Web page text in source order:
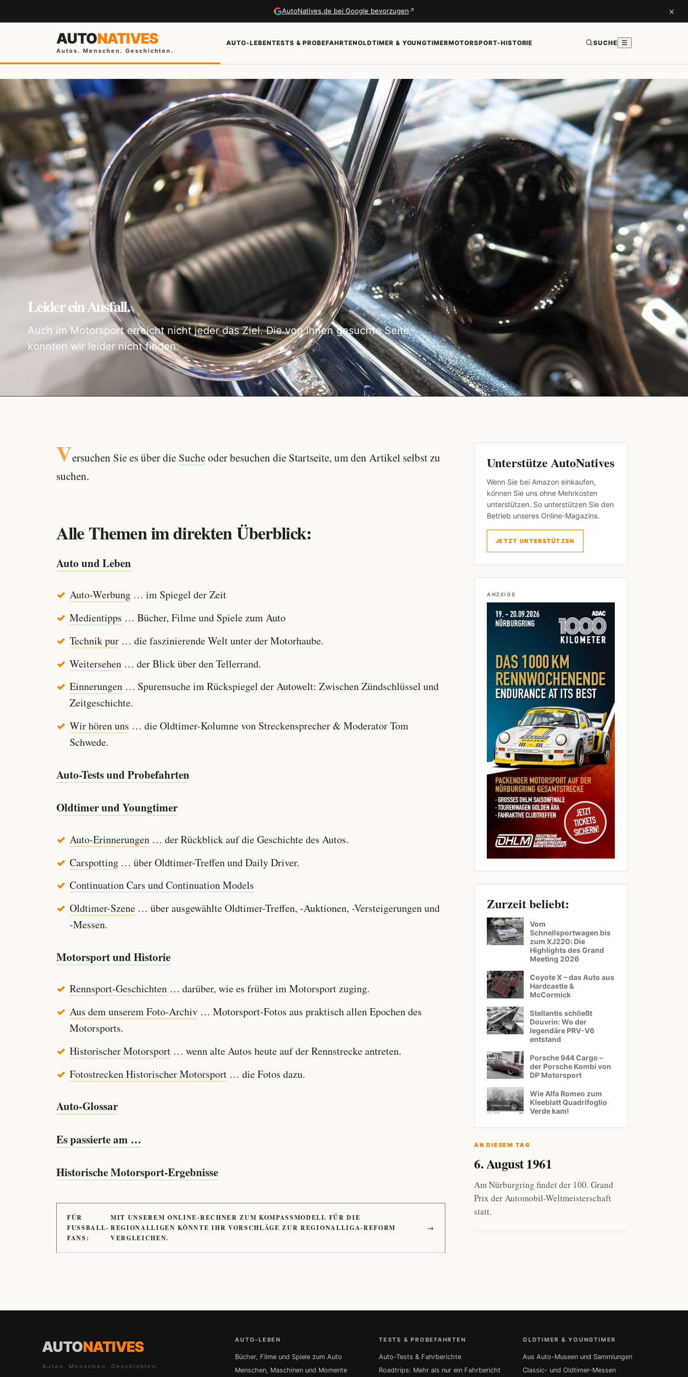
AutoNatives.de bei Google bevorzugen ↗ ×
AUTONATIVES
Autos. Menschen. Geschichten.
AUTO-LEBENTESTS & PROBEFAHRTENOLDTIMER & YOUNGTIMERMOTORSPORT-HISTORIE SUCHE ☰
Leider ein Ausfall.
Auch im Motorsport erreicht nicht jeder das Ziel. Die von Ihnen gesuchte Seite
konnten wir leider nicht finden.
Versuchen Sie es über die Sucheoder besuchen die Startseite, um den Artikel selbst zu
suchen.
Alle Themen im direkten Überblick:
Auto und Leben
Auto-Werbung… im Spiegel der Zeit
Medientipps … Bücher, Filme und Spiele zum Auto
Technik pur… die faszinierende Welt unter der Motorhaube.
Weitersehen… der Blick über den Tellerrand.
Einnerungen… Spurensuche im Rückspiegel der Autowelt: Zwischen Zündschlüssel und
Zeitgeschichte.
Wir hören uns … die Oldtimer-Kolumne von Streckensprecher & Moderator Tom
Schwede.
Auto-Tests und Probefahrten
Oldtimer und Youngtimer
Auto-Erinnerungen… der Rückblick auf die Geschichte des Autos.
Carspotting… über Oldtimer-Treffen und Daily Driver.
Continuation Cars und Continuation Models
Oldtimer-Szene… über ausgewählte Oldtimer-Treffen, -Auktionen, -Versteigerungen und
-Messen.
Motorsport und Historie
Rennsport-Geschichten… darüber, wie es früher im Motorsport zuging.
Aus dem unserem Foto-Archiv… Motorsport-Fotos aus praktisch allen Epochen des
Motorsports.
Historischer Motorsport… wenn alte Autos heute auf der Rennstrecke antreten.
Fotostrecken Historischer Motorsport… die Fotos dazu.
Auto-Glossar
Es passierte am …
Historische Motorsport-Ergebnisse
FÜR
FUSSBALL-
FANS:
MIT UNSEREM ONLINE-RECHNER ZUM KOMPASSMODELL FÜR DIE
REGIONALLIGEN KÖNNTE IHR VORSCHLÄGE ZUR REGIONALLIGA-REFORM
VERGLEICHEN.
→
Unterstütze AutoNatives
Wenn Sie bei Amazon einkaufen,
können Sie uns ohne Mehrkosten
unterstützen. So unterstützen Sie den
Betrieb unseres Online-Magazins.
JETZT UNTERSTÜTZEN
ANZEIGE
Zurzeit beliebt:
Vom
Schnellsportwagen bis
zum XJ220: Die
Highlights des Grand
Meeting 2026
Coyote X – das Auto aus
Hardcastle &
McCormick
Stellantis schließt
Douvrin: Wo der
legendäre PRV-V6
entstand
Porsche 944 Cargo –
der Porsche Kombi von
DP Motorsport
Wie Alfa Romeo zum
Kleeblatt Quadrifoglio
Verde kam!
AN DIESEM TAG
6. August 1961
Am Nürburgring findet der 100. Grand
Prix der Automobil-Weltmeisterschaft
statt.
AUTONATIVES
Autos. Menschen. Geschichten.
AUTO-LEBEN
Bücher, Filme und Spiele zum Auto
Menschen, Maschinen und Momente
TESTS & PROBEFAHRTEN
Auto-Tests & Fahrberichte
Roadtrips: Mehr als nur ein Fahrbericht
OLDTIMER & YOUNGTIMER
Aus Auto-Museen und Sammlungen
Classic- und Oldtimer-Messen